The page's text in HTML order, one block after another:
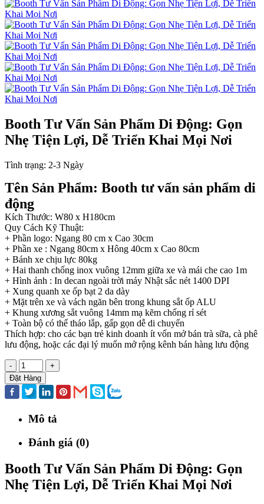
Booth Tư Vấn Sản Phẩm Di Động: Gọn
Nhẹ Tiện Lợi, Dễ Triển Khai Mọi Nơi
Tình trạng: 2-3 Ngày
Tên Sản Phẩm: Booth tư vấn sản phẩm di
động
Kích Thước: W80 x H180cm
Quy Cách Kỹ Thuật:
+ Phần logo: Ngang 80 cm x Cao 30cm
+ Phần xe : Ngang 80cm x Hông 40cm x Cao 80cm
+ Bánh xe chịu lực 80kg
+ Hai thanh chống inox vuông 12mm giữa xe và mái che cao 1m
+ Hình ảnh : In decan ngoài trời máy Nhật sắc nét 1400 DPI
+ Xung quanh xe ốp bạt 2 da dày
+ Mặt trên xe và vách ngăn bên trong khung sắt ốp ALU
+ Khung xương sắt vuông 14mm mạ kẽm chống rỉ sét
+ Toàn bộ có thể tháo lắp, gấp gọn dễ di chuyển
Thích hợp: cho các bạn trẻ kinh doanh ít vốn mở bán trà sữa, cà phê
lưu động, hoặc các đại lý muốn mở rộng kênh bán hàng lưu động
-
+
Đặt Hàng
Mô tả
Đánh giá (0)
Booth Tư Vấn Sản Phẩm Di Động: Gọn
Nhẹ Tiện Lợi, Dễ Triển Khai Mọi Nơi